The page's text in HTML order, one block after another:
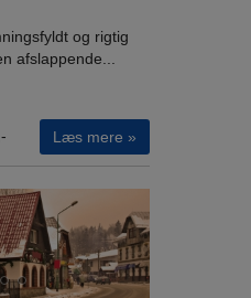
og rigtig
afslappende...
Læs mere »